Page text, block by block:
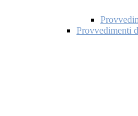
Provvedimenti